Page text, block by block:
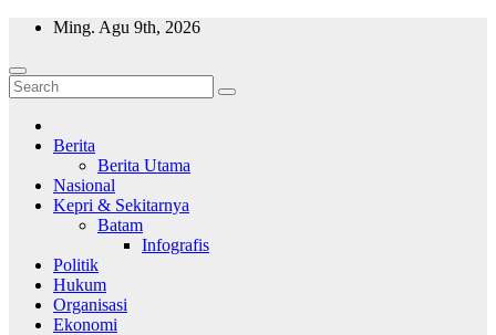
Skip
content
Ming. Agu 9th, 2026
Wajah Batam
CCTV nya kota Batam
Berita
Berita Utama
Nasional
Kepri & Sekitarnya
Batam
Infografis
Politik
Hukum
Organisasi
Ekonomi